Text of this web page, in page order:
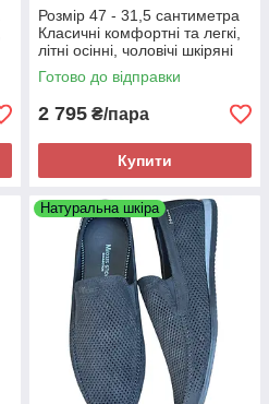
Розмір 47 - 31,5 сантиметра
Класичні комфортні та легкі,
літні осінні, чоловічі шкіряні
мокасини Maxus, чорні, на
підошві з піни
Готово до відправки
2 795 ₴/пара
Купити
Натуральна шкіра